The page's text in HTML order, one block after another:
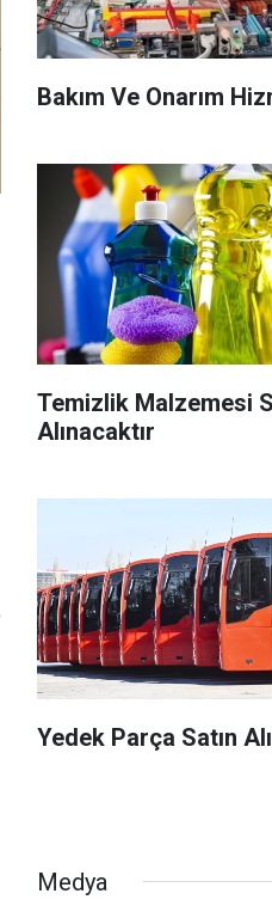
Bakım Ve Onarım
Temizlik Malzemesi
Alınacaktır
Yedek Parça Satın
Medya